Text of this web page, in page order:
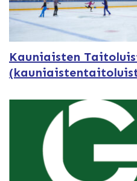
Kauniaisten